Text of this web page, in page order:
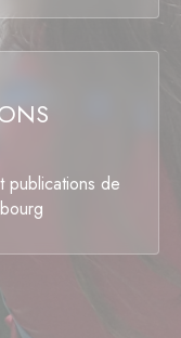
publications de